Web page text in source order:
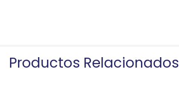
Productos Relacionados